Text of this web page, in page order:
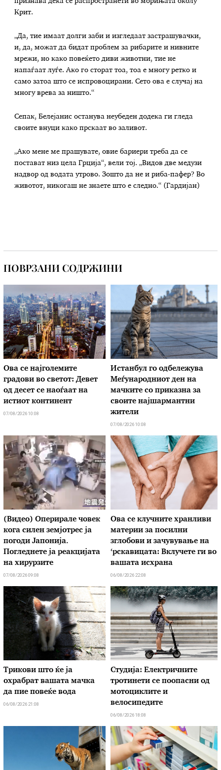
Крит.
„Да, тие имаат долги заби и изгледаат застрашувачки,
и, да, можат да бидат проблем за рибарите и нивните
мрежи, но како повеќето диви животни, тие не
напаѓаат луѓе. Ако го сторат тоа, тоа е многу ретко и
само затоа што се испровоцирани. Сето ова е случај на
многу врева за ништо.“
Сепак, Белејанис останува неубеден додека ги гледа
своите внуци како прскаат во заливот.
„Ако мене ме прашувате, овие бариери треба да се
постават низ цела Грција“, вели тој. „Видов две медузи
надвор од водата утрово. Зошто да не и риба-пафер? Во
животот, никогаш не знаете што е следно.“ (Гардијан)
ПОВРЗАНИ СОДРЖИНИ
Ова се најголемите
градови во светот: Девет
од десет се наоѓаат на
истиот континент
07/08/2026 10:08
Истанбул го одбележува
Меѓународниот ден на
мачките со приказна за
своите најшармантни
жители
07/08/2026 10:08
(Видео) Оперирале човек
кога силен земјотрес ја
погоди Јапонија.
Погледнете ја реакцијата
на хирурзите
07/08/2026 09:08
Ова се клучните хранливи
материи за посилни
зглобови и зачувување на
‘рскавицата: Вклучете ги во
вашата исхрана
06/08/2026 22:08
Трикови што ќе ја
охрабрат вашата мачка
да пие повеќе вода
06/08/2026 21:08
Студија: Електричните
тротинети се поопасни од
мотоциклите и
велосипедите
06/08/2026 18:08